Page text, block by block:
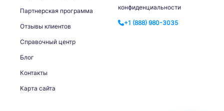
Партнерская программа
Отзывы клиентов
Справочный центр
Блог
Контакты
Карта сайта
конфиденциальности
+1 (888) 980-3035